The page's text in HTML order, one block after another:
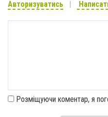
Авторизуватись
Розміщуючи коментар, я